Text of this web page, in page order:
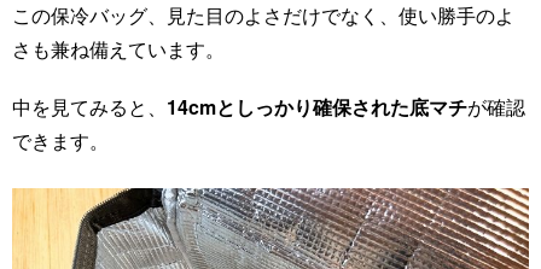
この保冷バッグ、見た目のよさだけでなく、使い勝手のよ
さも兼ね備えています。
中を見てみると、 14cmとしっかり確保された底マチが確認
できます。